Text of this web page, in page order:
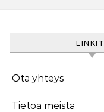
LINKIT
Ota yhteys
Tietoa meistä